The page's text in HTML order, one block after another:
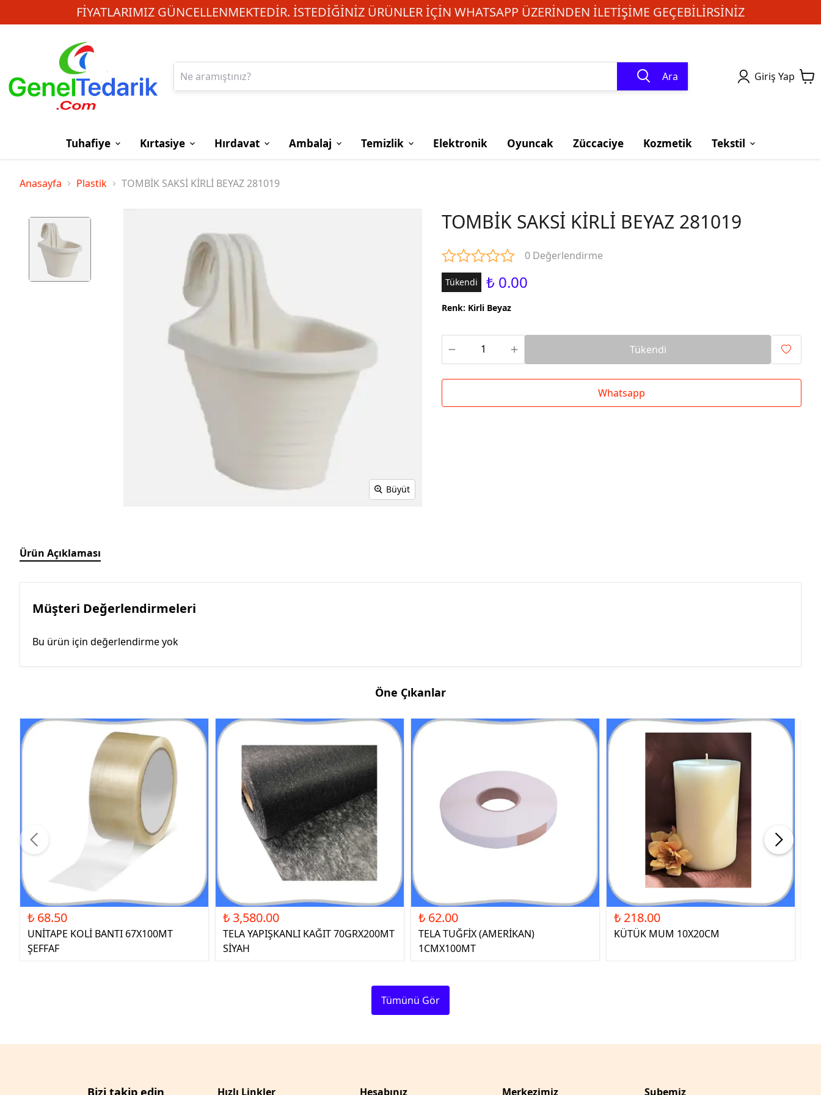
FIYATLARIMIZ GÜNCELLENMEKTEDIR. İSTEDIĞINIZ ÜRÜNLER IÇIN WHATSAPP ÜZERINDEN ILETIŞIME GEÇEBILIRSINIZ
Ara Giriş Yap
Tuhafiye Kırtasiye Hırdavat Ambalaj Temizlik Elektronik Oyuncak Züccaciye Kozmetik Tekstil
Anasayfa Plastik TOMBİK SAKSİ KİRLİ BEYAZ 281019
Büyüt
TOMBİK SAKSİ KİRLİ BEYAZ 281019
0 Değerlendirme
Tükendi ₺ 0.00
Renk: Kirli Beyaz
Tükendi
Whatsapp
Ürün Açıklaması
Müşteri Değerlendirmeleri
Bu ürün için değerlendirme yok
Öne Çıkanlar
₺ 68.50
UNİTAPE KOLİ BANTI 67X100MT
ŞEFFAF
₺ 3,580.00
TELA YAPIŞKANLI KAĞIT 70GRX200MT
SİYAH
₺ 62.00
TELA TUĞFİX (AMERİKAN)
1CMX100MT
₺ 218.00
KÜTÜK MUM 10X20CM
Tümünü Gör
Bizi takip edin Hızlı Linkler Hesabınız Merkezimiz Şubemiz